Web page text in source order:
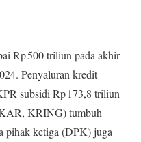
Rp 500 triliun pada akhir
Penyaluran kredit
subsidi Rp 173,8 triliun
KRING) tumbuh
pihak ketiga (DPK) juga